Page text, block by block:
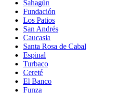
Sahagún
Fundación
Los Patios
San Andrés
Caucasia
Santa Rosa de Cabal
Espinal
Turbaco
Cereté
El Banco
Funza